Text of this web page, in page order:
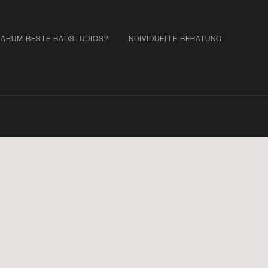
BESTE BADSTUDIOS? INDIVIDUELLE BERATUNG